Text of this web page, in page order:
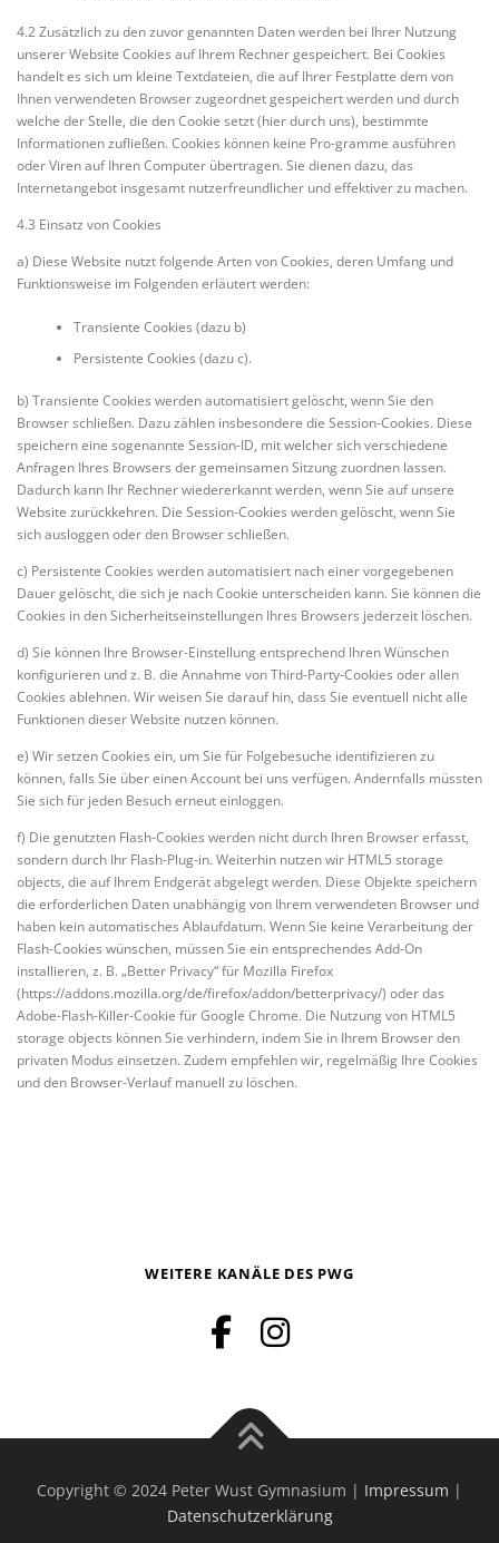
4.2 Zusätzlich zu den zuvor genannten Daten werden bei Ihrer Nutzung
unserer Website Cookies auf Ihrem Rechner gespeichert. Bei Cookies
handelt es sich um kleine Textdateien, die auf Ihrer Festplatte dem von
Ihnen verwendeten Browser zugeordnet gespeichert werden und durch
welche der Stelle, die den Cookie setzt (hier durch uns), bestimmte
Informationen zufließen. Cookies können keine Pro-gramme ausführen
oder Viren auf Ihren Computer übertragen. Sie dienen dazu, das
Internetangebot insgesamt nutzerfreundlicher und effektiver zu machen.
4.3 Einsatz von Cookies
a) Diese Website nutzt folgende Arten von Cookies, deren Umfang und
Funktionsweise im Folgenden erläutert werden:
Transiente Cookies (dazu b)
Persistente Cookies (dazu c).
b) Transiente Cookies werden automatisiert gelöscht, wenn Sie den
Browser schließen. Dazu zählen insbesondere die Session-Cookies. Diese
speichern eine sogenannte Session-ID, mit welcher sich verschiedene
Anfragen Ihres Browsers der gemeinsamen Sitzung zuordnen lassen.
Dadurch kann Ihr Rechner wiedererkannt werden, wenn Sie auf unsere
Website zurückkehren. Die Session-Cookies werden gelöscht, wenn Sie
sich ausloggen oder den Browser schließen.
c) Persistente Cookies werden automatisiert nach einer vorgegebenen
Dauer gelöscht, die sich je nach Cookie unterscheiden kann. Sie können die
Cookies in den Sicherheitseinstellungen Ihres Browsers jederzeit löschen.
d) Sie können Ihre Browser-Einstellung entsprechend Ihren Wünschen
konfigurieren und z. B. die Annahme von Third-Party-Cookies oder allen
Cookies ablehnen. Wir weisen Sie darauf hin, dass Sie eventuell nicht alle
Funktionen dieser Website nutzen können.
e) Wir setzen Cookies ein, um Sie für Folgebesuche identifizieren zu
können, falls Sie über einen Account bei uns verfügen. Andernfalls müssten
Sie sich für jeden Besuch erneut einloggen.
f) Die genutzten Flash-Cookies werden nicht durch Ihren Browser erfasst,
sondern durch Ihr Flash-Plug-in. Weiterhin nutzen wir HTML5 storage
objects, die auf Ihrem Endgerät abgelegt werden. Diese Objekte speichern
die erforderlichen Daten unabhängig von Ihrem verwendeten Browser und
haben kein automatisches Ablaufdatum. Wenn Sie keine Verarbeitung der
Flash-Cookies wünschen, müssen Sie ein entsprechendes Add-On
installieren, z. B. „Better Privacy“ für Mozilla Firefox
(https://addons.mozilla.org/de/firefox/addon/betterprivacy/) oder das
Adobe-Flash-Killer-Cookie für Google Chrome. Die Nutzung von HTML5
storage objects können Sie verhindern, indem Sie in Ihrem Browser den
privaten Modus einsetzen. Zudem empfehlen wir, regelmäßig Ihre Cookies
und den Browser-Verlauf manuell zu löschen.
WEITERE KANÄLE DES PWG
Copyright © 2024 Peter Wust Gymnasium | Impressum |
Datenschutzerklärung